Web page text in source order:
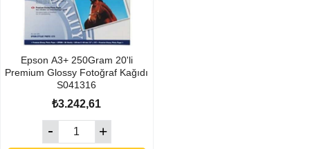
Epson A3+ 250Gram 20'li
Premium Glossy Fotoğraf Kağıdı
S041316
₺3.242,61